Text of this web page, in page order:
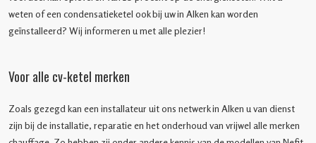
weten of een condensatieketel ook bij uw in Alken kan worden
geïnstalleerd? Wij informeren u met alle plezier!
Voor alle cv-ketel merken
Zoals gezegd kan een installateur uit ons netwerk in Alken u van dienst
zijn bij de installatie, reparatie en het onderhoud van vrijwel alle merken